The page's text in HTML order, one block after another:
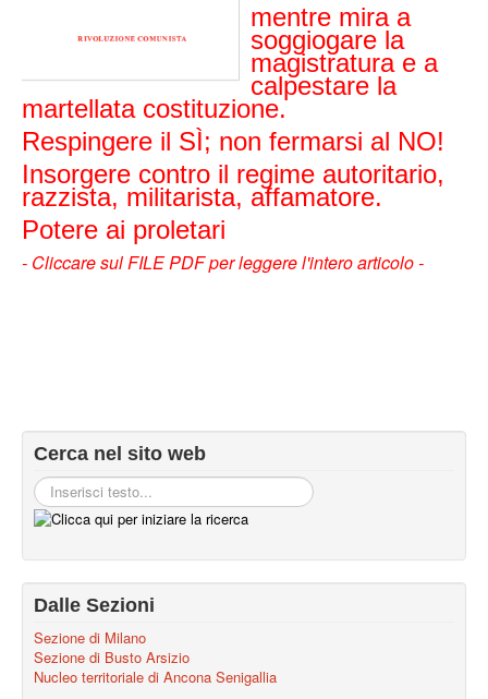
mentre mira a
soggiogare la
magistratura e a
calpestare la
martellata costituzione.
Respingere il SÌ; non fermarsi al NO!
Insorgere contro il regime autoritario,
razzista, militarista, affamatore.
Potere ai proletari
- Cliccare sul FILE PDF per leggere l'intero articolo -
Cerca nel sito web
Dalle Sezioni
Sezione di Milano
Sezione di Busto Arsizio
Nucleo territoriale di Ancona Senigallia